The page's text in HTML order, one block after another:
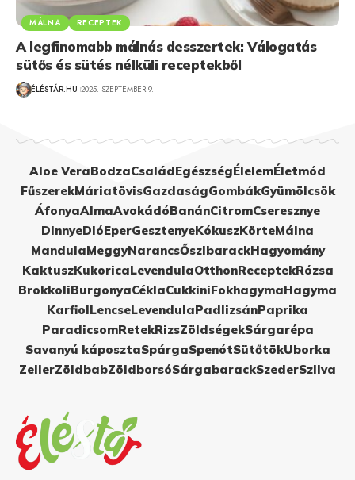
MÁLNA RECEPTEK
A legfinomabb málnás desszertek: Válogatás
sütős és sütés nélküli receptekből
ÉLÉSTÁR.HU 2025. SZEPTEMBER 9.
Aloe VeraBodzaCsaládEgészségÉlelemÉletmód
FűszerekMáriatövisGazdaságGombákGyümölcsök
ÁfonyaAlmaAvokádóBanánCitromCseresznye
DinnyeDióEperGesztenyeKókuszKörteMálna
MandulaMeggyNarancsŐszibarackHagyomány
KaktuszKukoricaLevendulaOtthonReceptekRózsa
BrokkoliBurgonyaCéklaCukkiniFokhagymaHagyma
KarfiolLencseLevendulaPadlizsánPaprika
ParadicsomRetekRizsZöldségekSárgarépa
Savanyú káposztaSpárgaSpenótSütőtökUborka
ZellerZöldbabZöldborsóSárgabarackSzederSzilva